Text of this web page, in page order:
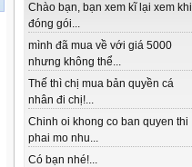
Chào bạn, bạn xem kĩ lại xem khi
đóng gói...
mình đã mua về với giá 5000
nhưng không thể...
Thế thì chị mua bản quyền cá
nhân đi chị!...
Chinh oi khong co ban quyen thi
phai mo nhu...
Có bạn nhé!...